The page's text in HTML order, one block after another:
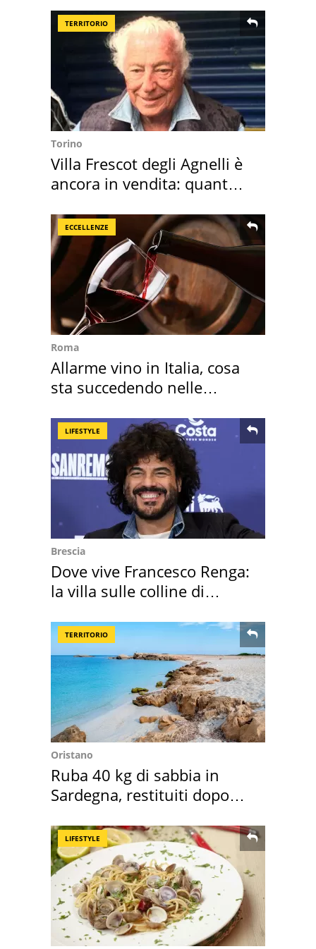
TERRITORIO
Torino
Villa Frescot degli Agnelli è
ancora in vendita: quanto
ECCELLENZE
Roma
Allarme vino in Italia, cosa
sta succedendo nelle
LIFESTYLE
Brescia
Dove vive Francesco Renga:
la villa sulle colline di
TERRITORIO
Oristano
Ruba 40 kg di sabbia in
Sardegna, restituiti dopo
LIFESTYLE